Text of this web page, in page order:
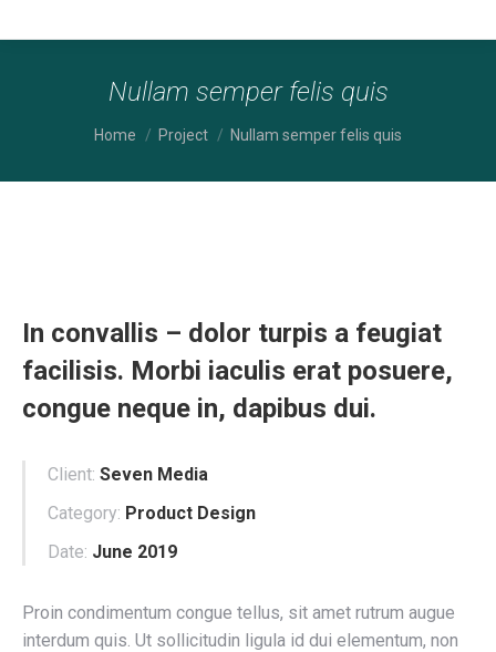
Nullam semper felis quis
You are here:
Home Project Nullam semper felis quis
In convallis – dolor turpis a feugiat
facilisis. Morbi iaculis erat posuere,
congue neque in, dapibus dui.
Client: Seven Media
Category: Product Design
Date: June 2019
Proin condimentum congue tellus, sit amet rutrum augue
interdum quis. Ut sollicitudin ligula id dui elementum, non